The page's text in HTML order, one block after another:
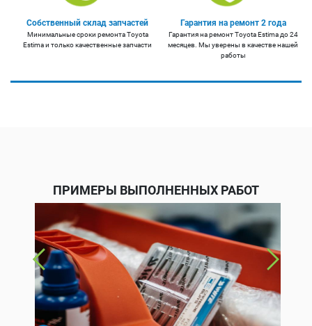
Собственный склад запчастей
Минимальные сроки ремонта Toyota
Estima и только качественные запчасти
Гарантия на ремонт 2 года
Гарантия на ремонт Toyota Estima до 24
месяцев. Мы уверены в качестве нашей
работы
ПРИМЕРЫ ВЫПОЛНЕННЫХ РАБОТ